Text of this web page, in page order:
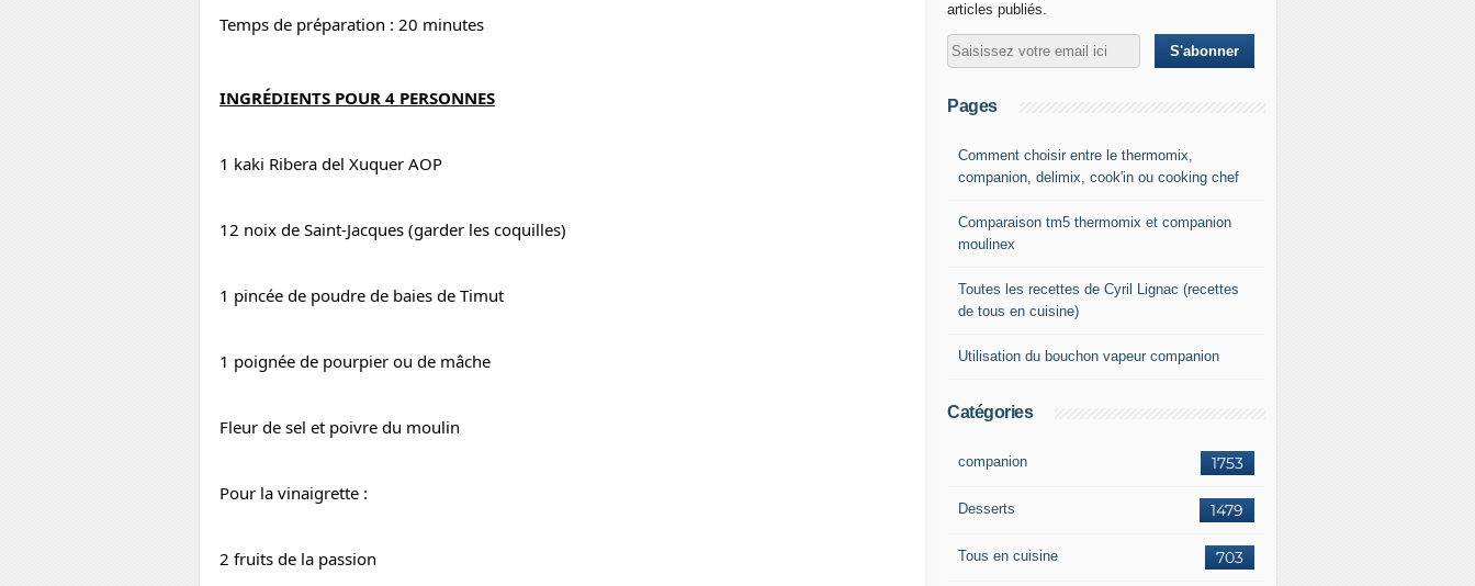
Temps de préparation : 20 minutes
INGRÉDIENTS POUR 4 PERSONNES
1 kaki Ribera del Xuquer AOP
12 noix de Saint-Jacques (garder les coquilles)
1 pincée de poudre de baies de Timut
1 poignée de pourpier ou de mâche
Fleur de sel et poivre du moulin
Pour la vinaigrette :
2 fruits de la passion
articles publiés.
Pages
Comment choisir entre le thermomix,
companion, delimix, cook'in ou cooking chef
Comparaison tm5 thermomix et companion
moulinex
Toutes les recettes de Cyril Lignac (recettes
de tous en cuisine)
Utilisation du bouchon vapeur companion
Catégories
1753
companion
1479
Desserts
703
Tous en cuisine